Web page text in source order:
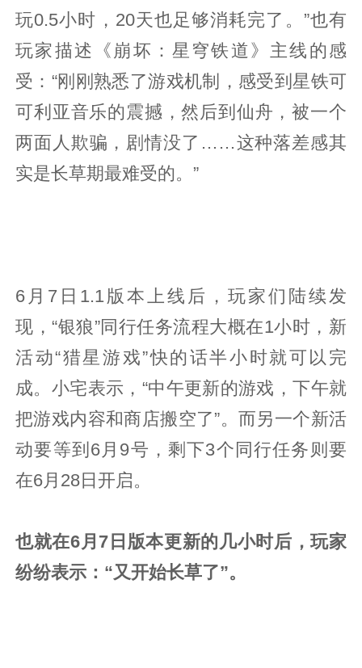
玩0.5小时，20天也足够消耗完了。”也有
玩家描述《崩坏：星穹铁道》主线的感
受：“刚刚熟悉了游戏机制，感受到星铁可
可利亚音乐的震撼，然后到仙舟，被一个
两面人欺骗，剧情没了……这种落差感其
实是长草期最难受的。”
6月7日1.1版本上线后，玩家们陆续发
现，“银狼”同行任务流程大概在1小时，新
活动“猎星游戏”快的话半小时就可以完
成。小宅表示，“中午更新的游戏，下午就
把游戏内容和商店搬空了”。而另一个新活
动要等到6月9号，剩下3个同行任务则要
在6月28日开启。
也就在6月7日版本更新的几小时后，玩家
纷纷表示：“又开始长草了”。